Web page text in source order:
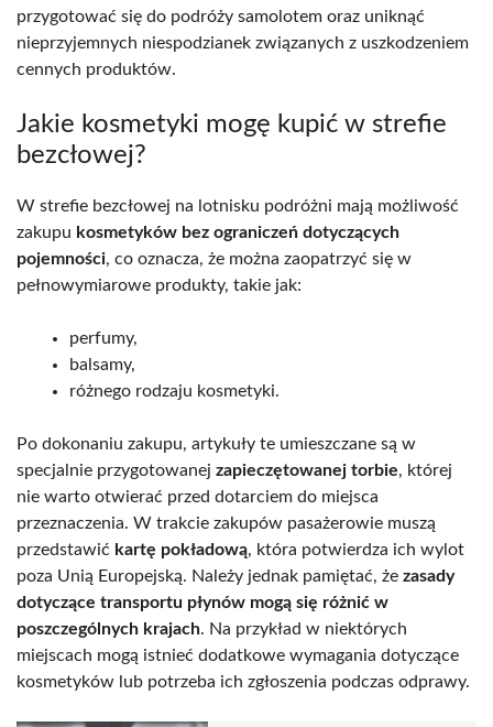
przygotować się do podróży samolotem oraz uniknąć
nieprzyjemnych niespodzianek związanych z uszkodzeniem
cennych produktów.
Jakie kosmetyki mogę kupić w strefie
bezcłowej?
W strefie bezcłowej na lotnisku podróżni mają możliwość
zakupu kosmetyków bez ograniczeń dotyczących
pojemności, co oznacza, że można zaopatrzyć się w
pełnowymiarowe produkty, takie jak:
perfumy,
balsamy,
różnego rodzaju kosmetyki.
Po dokonaniu zakupu, artykuły te umieszczane są w
specjalnie przygotowanej zapieczętowanej torbie, której
nie warto otwierać przed dotarciem do miejsca
przeznaczenia. W trakcie zakupów pasażerowie muszą
przedstawić kartę pokładową, która potwierdza ich wylot
poza Unią Europejską. Należy jednak pamiętać, że zasady
dotyczące transportu płynów mogą się różnić w
poszczególnych krajach. Na przykład w niektórych
miejscach mogą istnieć dodatkowe wymagania dotyczące
kosmetyków lub potrzeba ich zgłoszenia podczas odprawy.